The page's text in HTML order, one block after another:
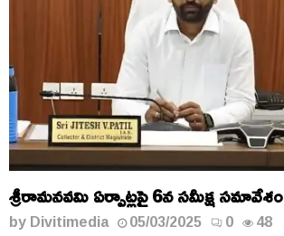
శ్రీరామనవమి ఏర్పాట్లపై 6న సమీక్ష సమావేశం
byDivitimedia 05/03/2025 0 48